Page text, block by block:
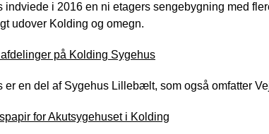
indviede i 2016 en ni etagers sengebygning med
udover Kolding og omegn.
på Kolding Sygehus
er en del af Sygehus Lillebælt, som også omfatter
for Akutsygehuset i Kolding